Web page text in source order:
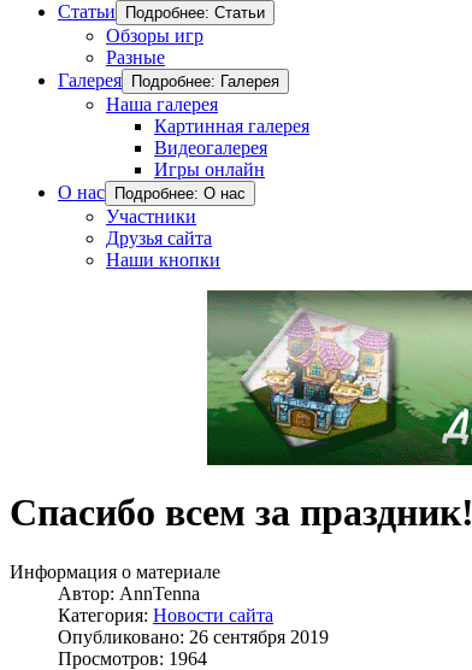
Статьи
Подробнее: Статьи
Обзоры игр
Разные
Галерея
Подробнее: Галерея
Наша галерея
Картинная галерея
Видеогалерея
Игры онлайн
О нас
Подробнее: О нас
Участники
Друзья сайта
Наши кнопки
Спасибо всем за праздник!
Информация о материале
Автор: AnnTenna
Категория: Новости сайта
Опубликовано: 26 сентября 2019
Просмотров: 1964